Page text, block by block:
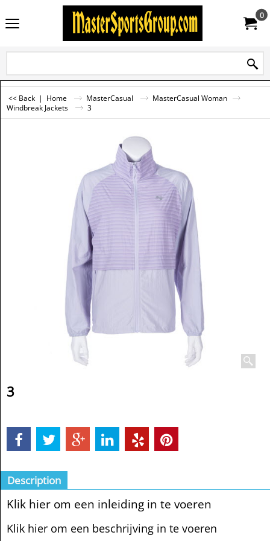
0
<< Back | Home MasterCasual
MasterCasual Woman
Windbreak Jackets
3
3
Description
Klik hier om een inleiding in te voeren
Klik hier om een beschrijving in te voeren